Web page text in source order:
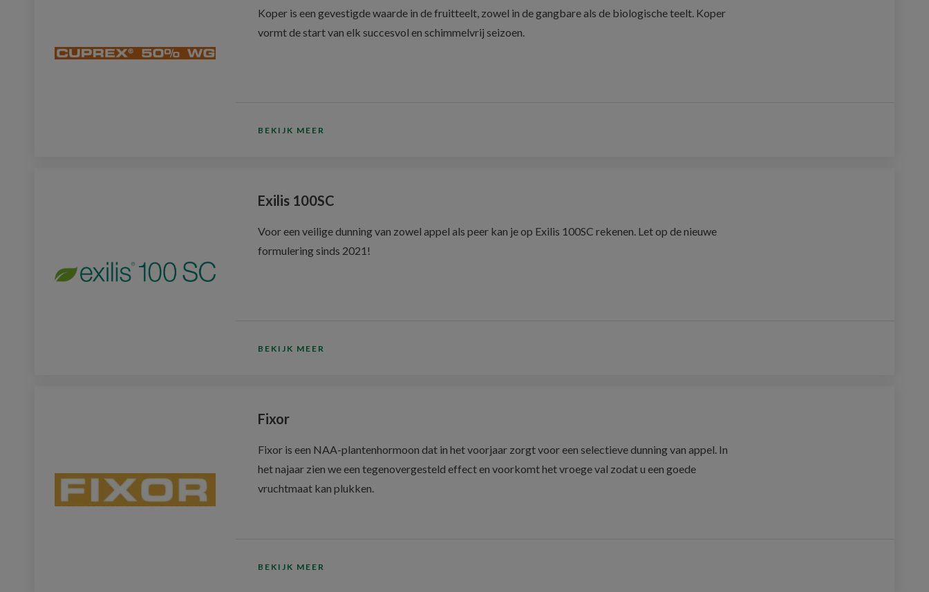
Koper is een gevestigde waarde in de fruitteelt, zowel in de gangbare als de biologische teelt. Koper
vormt de start van elk succesvol en schimmelvrij seizoen.
BEKIJK MEER
Exilis 100SC
Voor een veilige dunning van zowel appel als peer kan je op Exilis 100SC rekenen. Let op de nieuwe
formulering sinds 2021!
BEKIJK MEER
Fixor
Fixor is een NAA-plantenhormoon dat in het voorjaar zorgt voor een selectieve dunning van appel. In
het najaar zien we een tegenovergesteld effect en voorkomt het vroege val zodat u een goede
vruchtmaat kan plukken.
BEKIJK MEER